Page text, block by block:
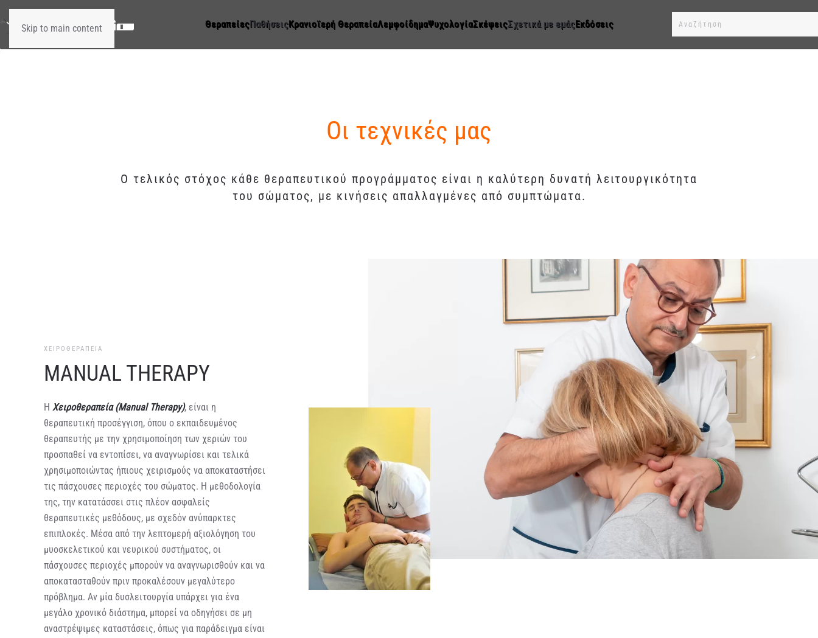
Skip to main content ΘεραπείεςΠαθήσειςΚρανιοϊερή ΘεραπείαΛεμφοίδημαΨυχολογίαΣκέψειςΣχετικά με εμάςΕκδόσεις
Οι τεχνικές μας
Ο τελικός στόχος κάθε θεραπευτικού προγράμματος είναι η καλύτερη δυνατή λειτουργικότητα
του σώματος, με κινήσεις απαλλαγμένες από συμπτώματα.
ΧΕΙΡΟΘΕΡΑΠΕΙΑ
MANUAL THERAPY
Η Χειροθεραπεία (Manual Therapy), είναι η
θεραπευτική προσέγγιση, όπου ο εκπαιδευμένος
θεραπευτής με την χρησιμοποίηση των χεριών του
προσπαθεί να εντοπίσει, να αναγνωρίσει και τελικά
χρησιμοποιώντας ήπιους χειρισμούς να αποκαταστήσει
τις πάσχουσες περιοχές του σώματος. Η μεθοδολογία
της, την κατατάσσει στις πλέον ασφαλείς
θεραπευτικές μεθόδους, με σχεδόν ανύπαρκτες
επιπλοκές. Μέσα από την λεπτομερή αξιολόγηση του
μυοσκελετικού και νευρικού συστήματος, οι
πάσχουσες περιοχές μπορούν να αναγνωρισθούν και να
αποκατασταθούν πριν προκαλέσουν μεγαλύτερο
πρόβλημα. Αν μία δυσλειτουργία υπάρχει για ένα
μεγάλο χρονικό διάστημα, μπορεί να οδηγήσει σε μη
αναστρέψιμες καταστάσεις, όπως για παράδειγμα είναι